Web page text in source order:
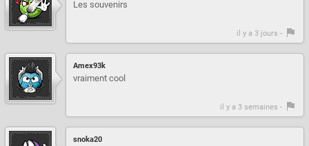
Les souvenirs
il y a 3 jours -
Amex93k
vraiment cool
il y a 3 semaines -
snoka20